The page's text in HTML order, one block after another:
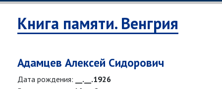
Книга памяти. Венгрия
Адамцев Алексей Сидорович
Дата рождения:
__.__.1926